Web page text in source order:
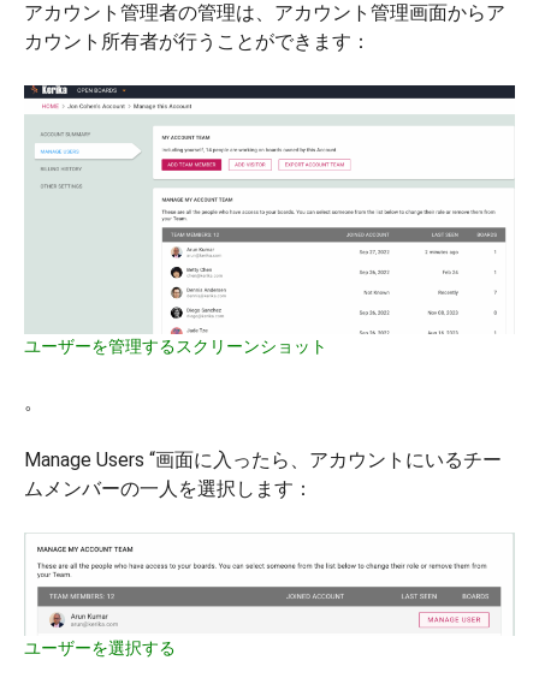
アカウント管理者の管理は、アカウント管理画面からア
カウント所有者が行うことができます：
ユーザーを管理するスクリーンショット
。
Manage Users “画面に入ったら、アカウントにいるチー
ムメンバーの一人を選択します：
ユーザーを選択する